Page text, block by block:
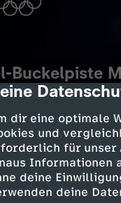
dialog-
dir eine optimale
und
für unser
Informationen
deine
deine
Buckelpiste
118 Min.
um Gold,
unter
Moritz